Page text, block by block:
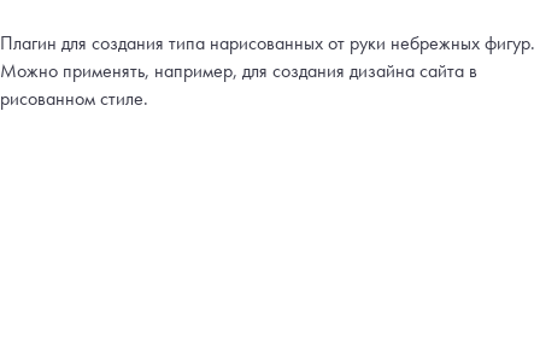
Плагин для создания типа нарисованных от руки небрежных фигур.
Можно применять, например, для создания дизайна сайта в
рисованном стиле.